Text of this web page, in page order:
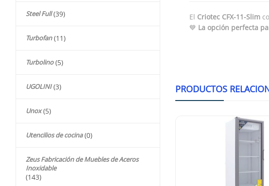
Steel Full (39)
Turbofan (11)
Turbolino (5)
UGOLINI (3)
Unox (5)
Utencilios de cocina (0)
Zeus Fabricación de Muebles de Aceros
Inoxidable
(143)
El Criotec CFX-11-Slim
💙 La opción perfecta
PRODUCTOS
2